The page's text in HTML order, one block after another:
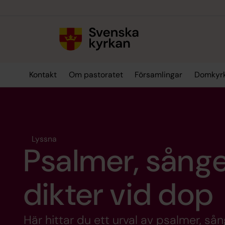
Kontakt Om pastoratet Församlingar
Lyssna
Psalmer,
dikter vid dop
Här hittar du ett urval av psalmer,